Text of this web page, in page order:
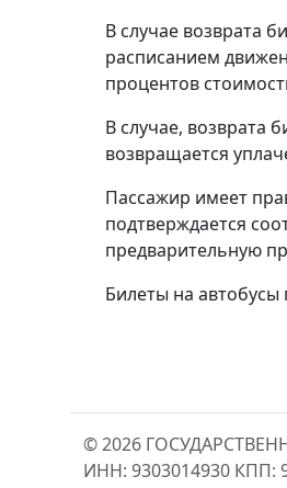
В случае возврата
расписанием
процентов
В случае, возврата
возвращается
Пассажир имеет
подтверждается
предварительную
Билеты на
© 2026
ИНН: 9303014930 КПП: